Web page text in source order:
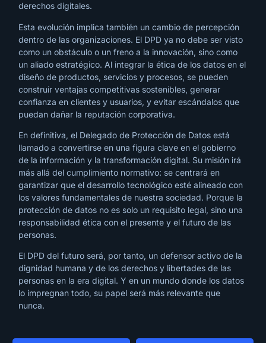
derechos digitales.
Esta evolución implica también un cambio de percepción
dentro de las organizaciones. El DPD ya no debe ser visto
como un obstáculo o un freno a la innovación, sino como
un aliado estratégico. Al integrar la ética de los datos en el
diseño de productos, servicios y procesos, se pueden
construir ventajas competitivas sostenibles, generar
confianza en clientes y usuarios, y evitar escándalos que
puedan dañar la reputación corporativa.
En definitiva, el Delegado de Protección de Datos está
llamado a convertirse en una figura clave en el gobierno
de la información y la transformación digital. Su misión irá
más allá del cumplimiento normativo: se centrará en
garantizar que el desarrollo tecnológico esté alineado con
los valores fundamentales de nuestra sociedad. Porque la
protección de datos no es solo un requisito legal, sino una
responsabilidad ética con el presente y el futuro de las
personas.
El DPD del futuro será, por tanto, un defensor activo de la
dignidad humana y de los derechos y libertades de las
personas en la era digital. Y en un mundo donde los datos
lo impregnan todo, su papel será más relevante que
nunca.